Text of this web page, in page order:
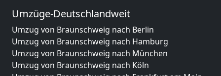
Umzüge-Deutschlandweit
Umzug von Braunschweig nach Berlin
Umzug von Braunschweig nach Hamburg
Umzug von Braunschweig nach München
Umzug von Braunschweig nach Köln